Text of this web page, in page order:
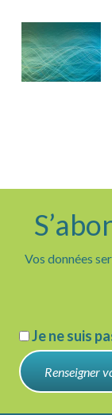
Vos données
Je ne suis